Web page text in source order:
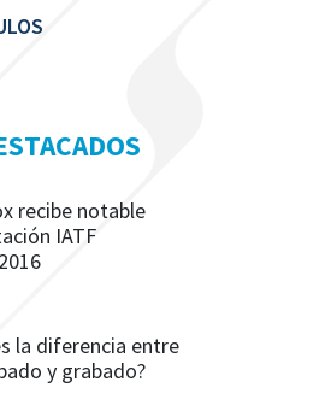
recibe notable
IATF
la diferencia entre
y grabado?